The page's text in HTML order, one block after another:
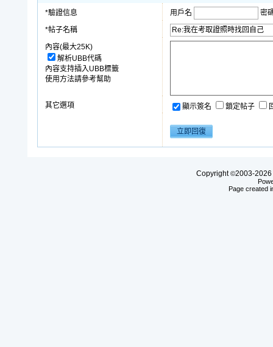
*驗證信息 用戶名
密
*帖子名稱
內容(最大25K)
解析UBB代碼
內容支持插入UBB標籤
使用方法請參考幫助
其它選項 顯示簽名 鎖定帖子
Copyright©2003-2026
Page created